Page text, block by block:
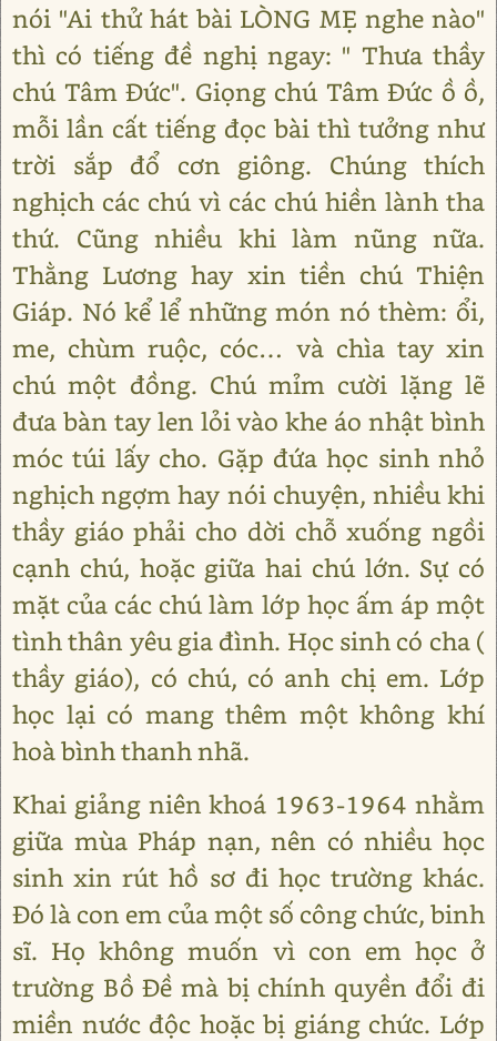
nói "Ai thử hát bài LÒNG MẸ nghe nào"
thì có tiếng đề nghị ngay: " Thưa thầy
chú Tâm Đức". Giọng chú Tâm Đức ồ ồ,
mỗi lần cất tiếng đọc bài thì tưởng như
trời sắp đổ cơn giông. Chúng thích
nghịch các chú vì các chú hiền lành tha
thứ. Cũng nhiều khi làm nũng nữa.
Thằng Lương hay xin tiền chú Thiện
Giáp. Nó kể lể những món nó thèm: ổi,
me, chùm ruộc, cóc… và chìa tay xin
chú một đồng. Chú mỉm cười lặng lẽ
đưa bàn tay len lỏi vào khe áo nhật bình
móc túi lấy cho. Gặp đứa học sinh nhỏ
nghịch ngợm hay nói chuyện, nhiều khi
thầy giáo phải cho dời chỗ xuống ngồi
cạnh chú, hoặc giữa hai chú lớn. Sự có
mặt của các chú làm lớp học ấm áp một
tình thân yêu gia đình. Học sinh có cha (
thầy giáo), có chú, có anh chị em. Lớp
học lại có mang thêm một không khí
hoà bình thanh nhã.
Khai giảng niên khoá 1963-1964 nhằm
giữa mùa Pháp nạn, nên có nhiều học
sinh xin rút hồ sơ đi học trường khác.
Đó là con em của một số công chức, binh
sĩ. Họ không muốn vì con em học ở
trường Bồ Đề mà bị chính quyền đổi đi
miền nước độc hoặc bị giáng chức. Lớp